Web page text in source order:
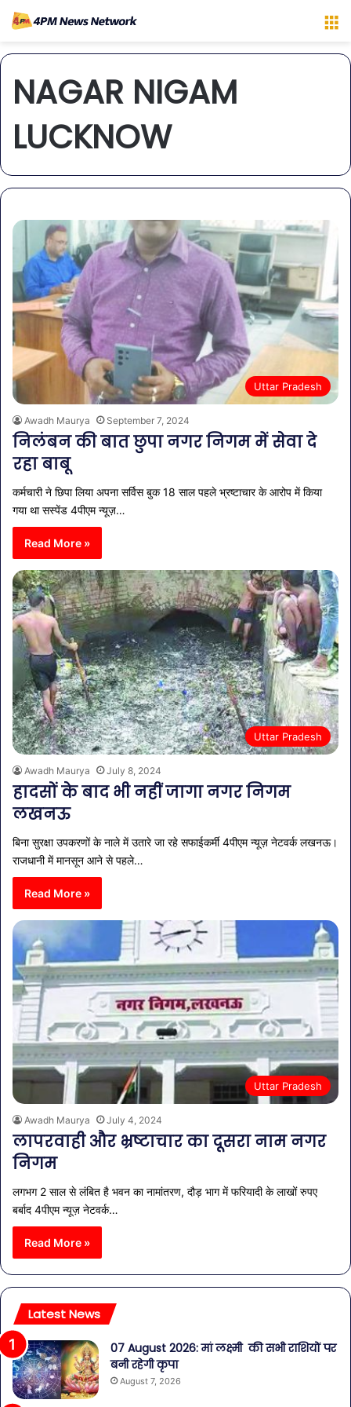
NAGAR NIGAM
LUCKNOW
Uttar Pradesh
Awadh Maurya September 7, 2024
निलंबन की बात छुपा नगर निगम में सेवा दे
रहा बाबू
कर्मचारी ने छिपा लिया अपना सर्विस बुक 18 साल पहले भ्रष्टाचार के आरोप में किया
गया था सस्पेंड 4पीएम न्यूज़…
Read More »
Uttar Pradesh
Awadh Maurya July 8, 2024
हादसों के बाद भी नहीं जागा नगर निगम
लखनऊ
बिना सुरक्षा उपकरणों के नाले में उतारे जा रहे सफाईकर्मी 4पीएम न्यूज़ नेटवर्क लखनऊ।
राजधानी में मानसून आने से पहले…
Read More »
Uttar Pradesh
Awadh Maurya July 4, 2024
लापरवाही और भ्रष्टाचार का दूसरा नाम नगर
निगम
लगभग 2 साल से लंबित है भवन का नामांतरण, दौड़ भाग में फरियादी के लाखों रुपए
बर्बाद 4पीएम न्यूज़ नेटवर्क…
Read More »
Latest News
07 August 2026: मां लक्ष्मी की सभी राशियों पर
बनी रहेगी कृपा
August 7, 2026